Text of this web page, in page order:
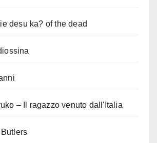
desu ka? of the dead
– Il ragazzo venuto dall'Italia